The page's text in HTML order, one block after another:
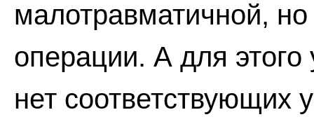
малотравматичной,
операции. А для этого
нет соответствующих